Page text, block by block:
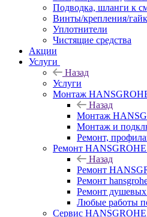
Подводка, шланги к
Винты/крепления/
Уплотнители
Чистящие средства
Акции
Услуги
Назад
Услуги
Монтаж
Назад
Монтаж
Монтаж и
Ремонт,
Ремонт HANSGROHE
Назад
Ремонт
Ремонт
Ремонт душевых
Любые работы
Сервис HANSGROHE